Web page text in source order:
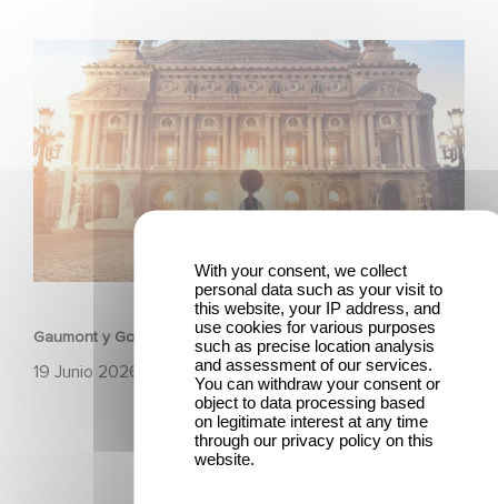
ANIMACÍON
Gaumont y Good Hero anuncian la secuela de Ballerina
19 Junio 2026
Gaumont y Good Hero anuncian la secuela de Ballerina
With your consent, we collect
personal data such as your visit to
this website, your IP address, and
use cookies for various purposes
such as precise location analysis
and assessment of our services.
You can withdraw your consent or
object to data processing based
on legitimate interest at any time
through our privacy policy on this
website.